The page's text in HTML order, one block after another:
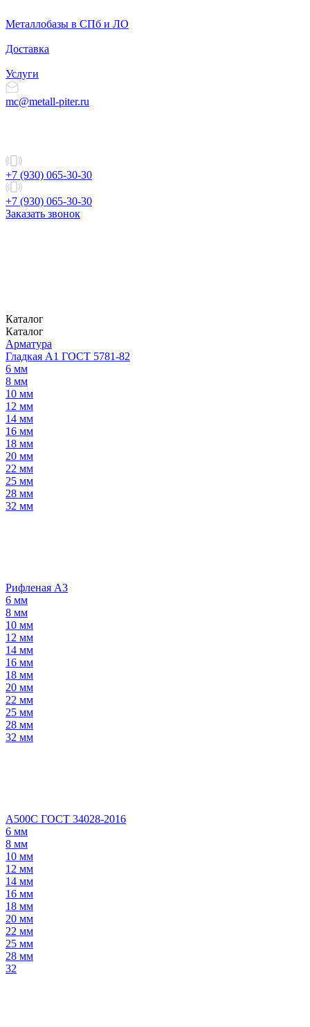
Металлобазы в СПб и ЛО
Доставка
Услуги
mc@metall-piter.ru
+7 (930) 065-30-30
+7 (930) 065-30-30
Заказать звонок
Каталог
Каталог
Арматура
Гладкая А1 ГОСТ 5781-82
6 мм
8 мм
10 мм
12 мм
14 мм
16 мм
18 мм
20 мм
22 мм
25 мм
28 мм
32 мм
Рифленая А3
6 мм
8 мм
10 мм
12 мм
14 мм
16 мм
18 мм
20 мм
22 мм
25 мм
28 мм
32 мм
А500С ГОСТ 34028-2016
6 мм
8 мм
10 мм
12 мм
14 мм
16 мм
18 мм
20 мм
22 мм
25 мм
28 мм
32